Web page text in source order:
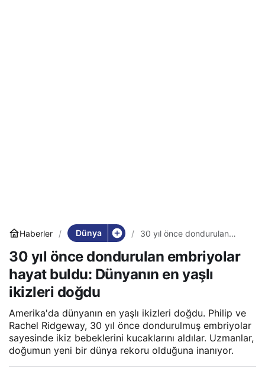
Haberler Dünya
30 yıl önce dondurulan
Dünyanın en yaşlı ikizleri
doğdu
30 yıl önce dondurulan embriyolar
hayat buldu: Dünyanın en yaşlı
ikizleri doğdu
Amerika'da dünyanın en yaşlı ikizleri doğdu. Philip ve
Rachel Ridgeway, 30 yıl önce dondurulmuş embriyolar
sayesinde ikiz bebeklerini kucaklarını aldılar. Uzmanlar,
doğumun yeni bir dünya rekoru olduğuna inanıyor.